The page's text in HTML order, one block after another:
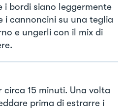
i bordi siano leggermente
i cannoncini su una teglia
e ungerli con il mix di
circa 15 minuti. Una volta
prima di estrarre i